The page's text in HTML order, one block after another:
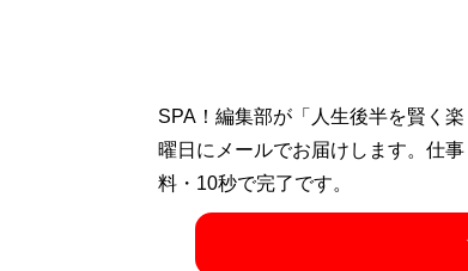
SPA！編集部が「人生後半を賢く
曜日にメールでお届けします。仕
料・10秒で完了です。